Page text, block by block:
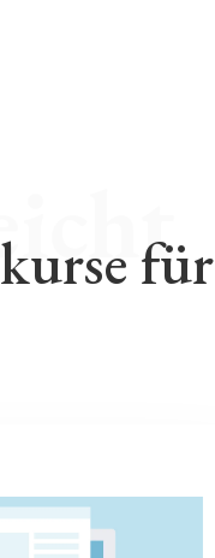
für